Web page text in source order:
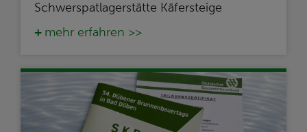
Schwerspatlagerstätte Käfersteige
mehr erfahren >>